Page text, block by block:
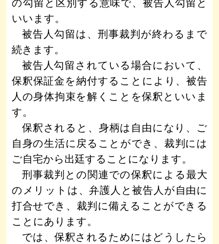
の勾留と区別する意味で、被告人勾留と
いいます。
被告人勾留は、刑事裁判が終わるまで
続きます。
被告人勾留されている場合において、
保釈保証金を納付することにより、被告
人の身体拘束を解くことを保釈といいま
す。
保釈されると、身柄は自由になり、ご
自身の生活に戻ることができ、裁判には
ご自宅から出廷することになります。
刑事裁判との関連での保釈による最大
のメリットは、弁護人と被告人が自由に
打合せでき、裁判に備えることができる
ことにあります。
では、保釈されるためにはどうしたら